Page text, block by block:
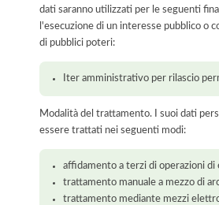
dati saranno utilizzati per le seguenti
l'esecuzione di un interesse pubblico o
di pubblici poteri:
Iter amministrativo per rilascio
Modalità del trattamento. I suoi dati
essere trattati nei seguenti modi:
affidamento a terzi di operazioni di
trattamento manuale a mezzo di
trattamento mediante mezzi